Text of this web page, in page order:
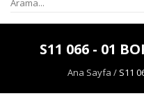
S11 066 - 01
Ana Sayfa / S11